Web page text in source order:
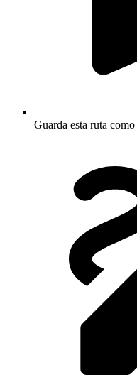
Guarda esta ruta